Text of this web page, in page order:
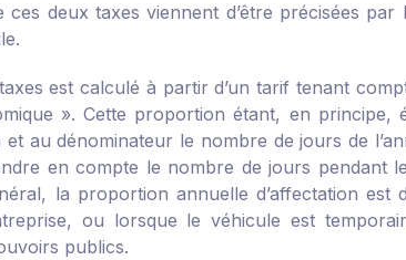
ces deux taxes viennent d’être précisées
est calculé à partir d’un tarif tenant
». Cette proportion étant, en
au dénominateur le nombre de jours de
en compte le nombre de jours pendant
la proportion annuelle d’affectation est
ou lorsque le véhicule est
publics.